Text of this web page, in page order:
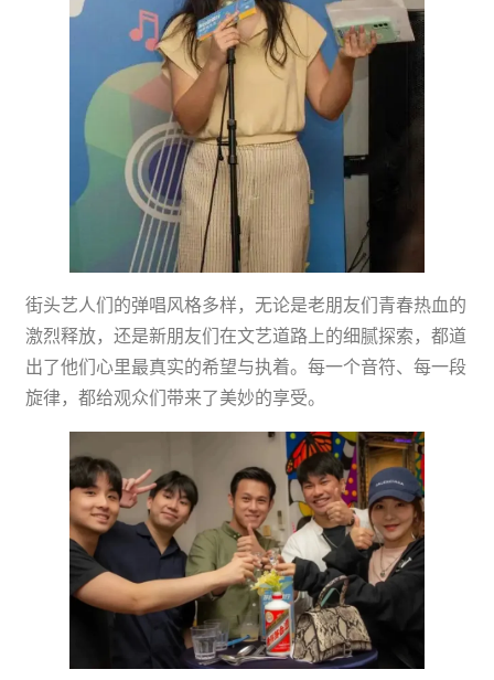
街头艺人们的弹唱风格多样，无论是老朋友们青春热血的
激烈释放，还是新朋友们在文艺道路上的细腻探索，都道
出了他们心里最真实的希望与执着。每一个音符、每一段
旋律，都给观众们带来了美妙的享受。